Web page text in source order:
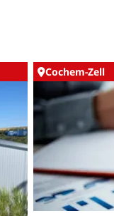
Cochem-Zell